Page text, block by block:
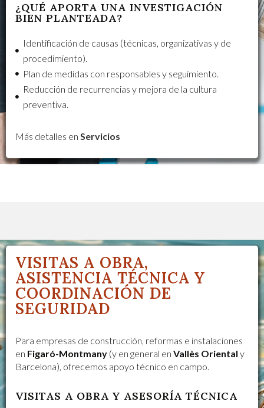
¿QUÉ APORTA UNA INVESTIGACIÓN
BIEN PLANTEADA?
Identificación de causas (técnicas, organizativas y de
procedimiento).
Plan de medidas con responsables y seguimiento.
Reducción de recurrencias y mejora de la cultura
preventiva.
Más detalles en Servicios
VISITAS A OBRA,
ASISTENCIA TÉCNICA Y
COORDINACIÓN DE
SEGURIDAD
Para empresas de construcción, reformas e instalaciones
en Figaró-Montmany (y en general en Vallès Oriental y
Barcelona), ofrecemos apoyo técnico en campo.
VISITAS A OBRA Y ASESORÍA TÉCNICA